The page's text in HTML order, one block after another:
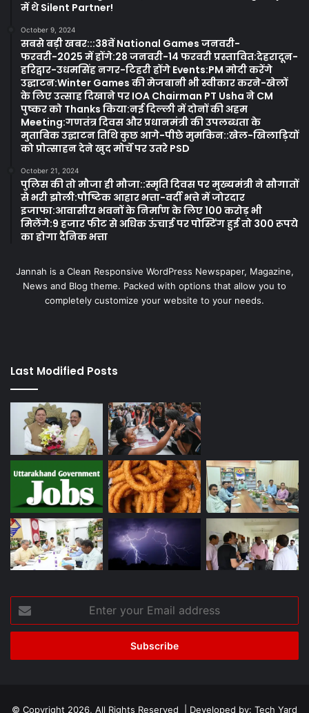
में थे Silent Partner!
October 9, 2024
सबसे बड़ी खबर:::38वें National Games जनवरी-
फरवरी-2025 में होंगे:28 जनवरी-14 फरवरी प्रस्तावित:देहरादून-
हरिद्वार-उधमसिंह नगर-टिहरी होंगे Events:PM मोदी करेंगे
उद्घाटन:Winter Games की मेजबानी भी स्वीकार करने-खेलों
के लिए उत्साह दिखाने पर IOA Chairman PT Usha ने CM
पुष्कर को Thanks किया:नई दिल्ली में दोनों की अहम
Meeting:गणतंत्र दिवस और प्रधानमंत्री की उपलब्धता के
मुताबिक उद्घाटन तिथि कुछ आगे-पीछे मुमकिन::खेल-खिलाड़ियों
को प्रोत्साहन देने खुद मोर्चे पर उतरे PSD
October 21, 2024
पुलिस की तो मौजा ही मौजा::स्मृति दिवस पर मुख्यमंत्री ने सौगातों
से भरी झोली:पौष्टिक आहार भत्ता-वर्दी भत्ते में जोरदार
इजाफा:आवासीय भवनों के निर्माण के लिए 100 करोड़ भी
मिलेंगे:9 हजार फीट से अधिक ऊंचाई पर पोस्टिंग हुई तो 300 रूपये
का होगा दैनिक भत्ता
Jannah is a Clean Responsive WordPress Newspaper, Magazine,
News and Blog theme. Packed with options that allow you to
completely customize your website to your needs.
Last Modified Posts
your
Email
© Copyright 2026, All Rights Reserved | Developed by: Tech Yard